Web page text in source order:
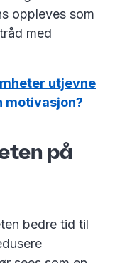
oppleves som
med
utjevne
motivasjon?
på
bedre tid til